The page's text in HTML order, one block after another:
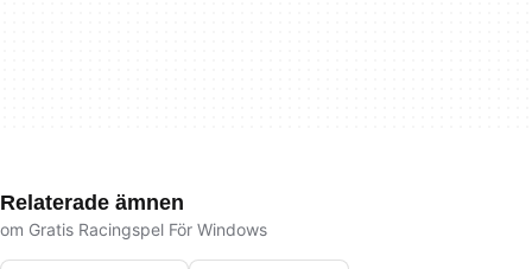
Relaterade ämnen
om Gratis Racingspel För Windows